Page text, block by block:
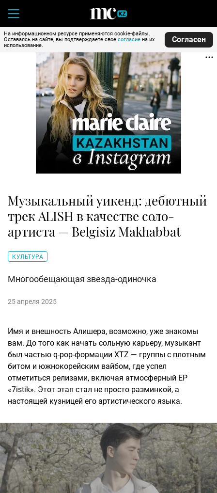
На информационном ресурсе применяются cookie-файлы.
Оставаясь на сайте, вы подтверждаете свое согласие на их
использование.
Согласен
Музыкальный уикенд: дебютный
трек ALISH в качестве соло-
артиста — Belgisiz Makhabbat
КУЛЬТУРА
Многообещающая звезда-одиночка
25 апреля 2025
Имя и внешность Алишера, возможно, уже знакомы
вам. До того как начать сольную карьеру, музыкант
был частью q-pop-формации XTZ — группы с плотным
битом и южнокорейским вайбом, где успел
отметиться релизами, включая атмосферный EP
«7istik». Этот этап стал не просто разминкой, а
настоящей кузницей его артистического языка.